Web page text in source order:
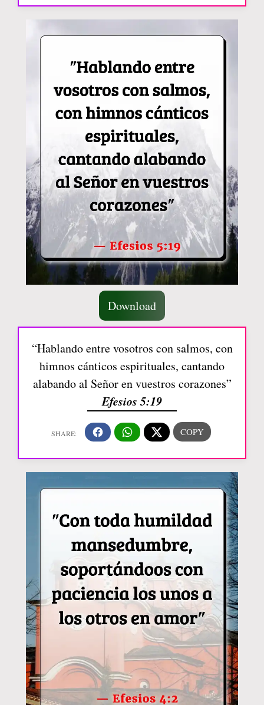
Download
“Hablando entre vosotros con salmos, con
himnos cánticos espirituales, cantando
alabando al Señor en vuestros corazones”
Efesios 5:19